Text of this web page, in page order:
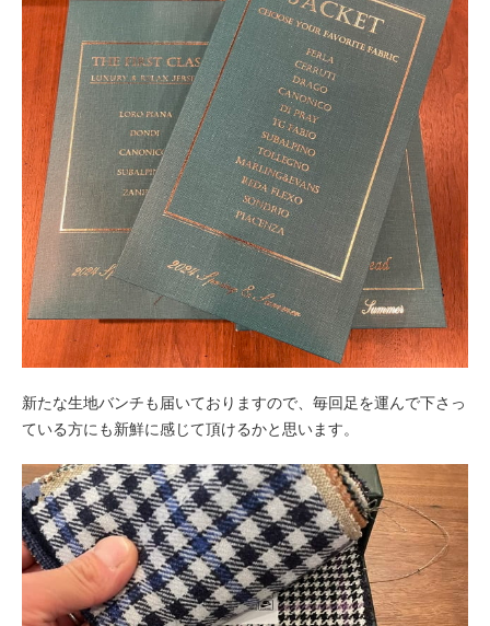
新たな生地バンチも届いておりますので、毎回足を運んで下さっ
ている方にも新鮮に感じて頂けるかと思います。